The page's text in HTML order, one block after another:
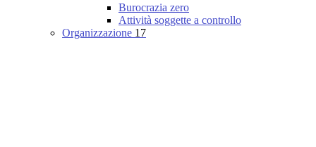
Burocrazia zero
Attività soggette a controllo
Organizzazione 17